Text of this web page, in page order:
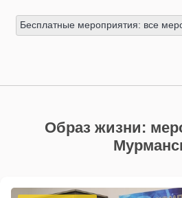
Бесплатные мероприятия: все
Образ жизни: